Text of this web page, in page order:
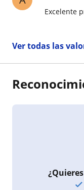
Excelente
Ver todas las